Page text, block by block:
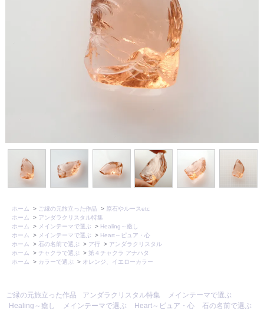
ホーム > ご縁の元旅立った作品 > 原石やルースetc
ホーム
> アンダラクリスタル特集
ホーム
> メインテーマで選ぶ > Healing～癒し
ホーム
> メインテーマで選ぶ > Heart～ピュア・心
ホーム
> 石の名前で選ぶ > ア行 > アンダラクリスタル
ホーム
> チャクラで選ぶ > 第４チャクラ アナハタ
ホーム
> カラーで選ぶ > オレンジ、イエローカラー
ご縁の元旅立った作品 アンダラクリスタル特集
メインテーマで選ぶ
Healing～癒し
メインテーマで選ぶ Heart～ピュア・心
石の名前で選ぶ